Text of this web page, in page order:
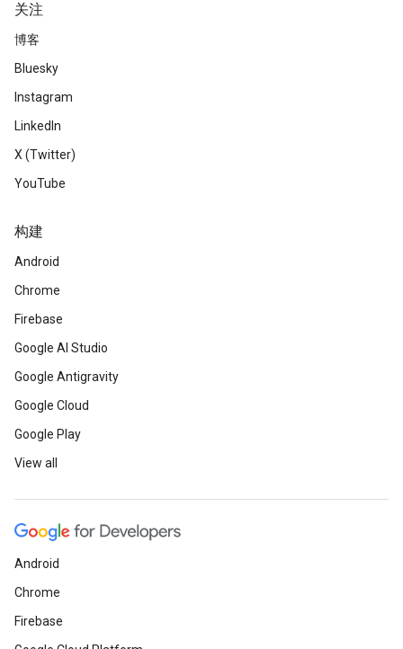
关注
博客
Bluesky
Instagram
LinkedIn
X (Twitter)
YouTube
构建
Android
Chrome
Firebase
Google AI Studio
Google Antigravity
Google Cloud
Google Play
View all
Android
Chrome
Firebase